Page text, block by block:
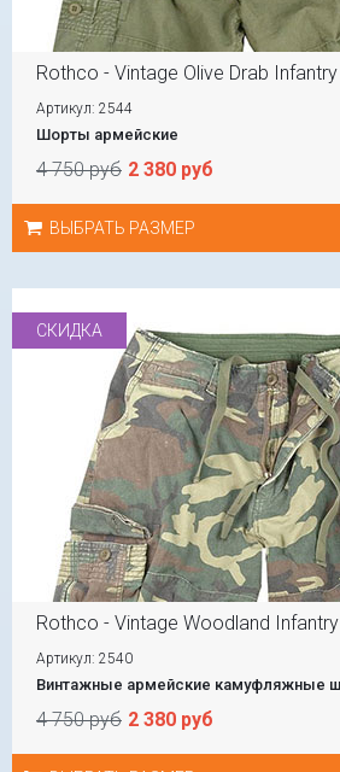
Rothco - Vintage Olive Drab
Артикул: 2544
Шорты армейские
4 750 руб 2 380 руб
ВЫБРАТЬ РАЗМЕР
СКИДКА
Rothco - Vintage Woodland
Артикул: 2540
Винтажные армейские камуфляжные
4 750 руб 2 380 руб